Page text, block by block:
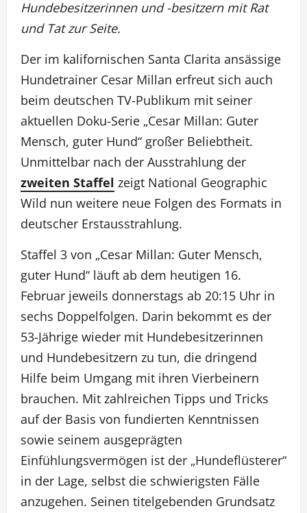
Hundebesitzerinnen und -besitzern mit Rat
und Tat zur Seite.
Der im kalifornischen Santa Clarita ansässige
Hundetrainer Cesar Millan erfreut sich auch
beim deutschen TV-Publikum mit seiner
aktuellen Doku-Serie „Cesar Millan: Guter
Mensch, guter Hund“ großer Beliebtheit.
Unmittelbar nach der Ausstrahlung der
zweiten Staffel zeigt National Geographic
Wild nun weitere neue Folgen des Formats in
deutscher Erstausstrahlung.
Staffel 3 von „Cesar Millan: Guter Mensch,
guter Hund“ läuft ab dem heutigen 16.
Februar jeweils donnerstags ab 20:15 Uhr in
sechs Doppelfolgen. Darin bekommt es der
53-Jährige wieder mit Hundebesitzerinnen
und Hundebesitzern zu tun, die dringend
Hilfe beim Umgang mit ihren Vierbeinern
brauchen. Mit zahlreichen Tipps und Tricks
auf der Basis von fundierten Kenntnissen
sowie seinem ausgeprägten
Einfühlungsvermögen ist der „Hundeflüsterer“
in der Lage, selbst die schwierigsten Fälle
anzugehen. Seinen titelgebenden Grundsatz